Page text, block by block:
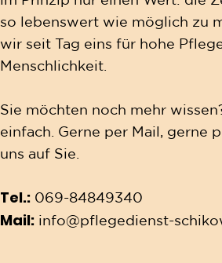
so lebenswert wie möglich zu
wir seit Tag eins für hohe
Menschlichkeit.
Sie möchten noch mehr
einfach. Gerne per Mail, gerne
uns auf Sie.
Tel.: 069-84849340
Mail: info@pflegedienst-